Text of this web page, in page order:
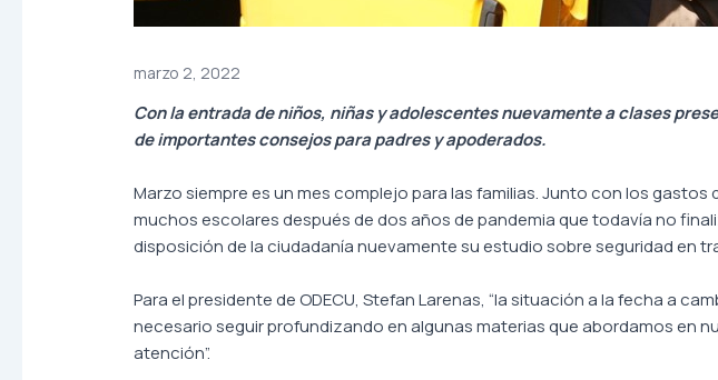
marzo 2, 2022
Con la entrada de niños, niñas y adolescentes nuevamente a clases
de importantes consejos para padres y apoderados.
Marzo siempre es un mes complejo para las familias. Junto con los
muchos escolares después de dos años de pandemia que todavía no
disposición de la ciudadanía nuevamente su estudio sobre seguridad en
Para el presidente de ODECU, Stefan Larenas, “la situación a la fecha a
necesario seguir profundizando en algunas materias que abordamos en
atención”.